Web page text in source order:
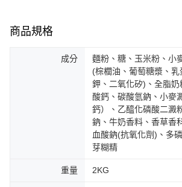
商品規格
成分
麵粉、糖、玉米粉、小
(棕櫚油、葡萄糖漿、乳
鉀、二氧化矽)、全脂
酸鈣、碳酸氫鈉、小麥
鈣）、乙醯化磷酸二澱
鈉、牛奶香料、香草香
血酸鈉(抗氧化劑)、多
芽糊精
重量 2KG